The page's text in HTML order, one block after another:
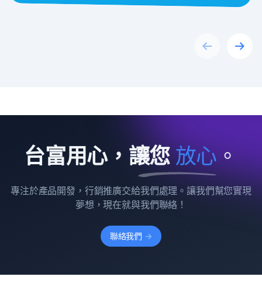
PreviousNext
台富用心，讓您放心。
專注於產品開發，行銷推廣交給我們處理。讓我們幫您實現
夢想，現在就與我們聯絡！
聯絡我們 ->